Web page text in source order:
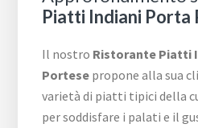
Piatti Indiani Porta
Il nostro Ristorante Piatti
Portese propone alla sua
varietà di piatti tipici della
per soddisfare i palati e il